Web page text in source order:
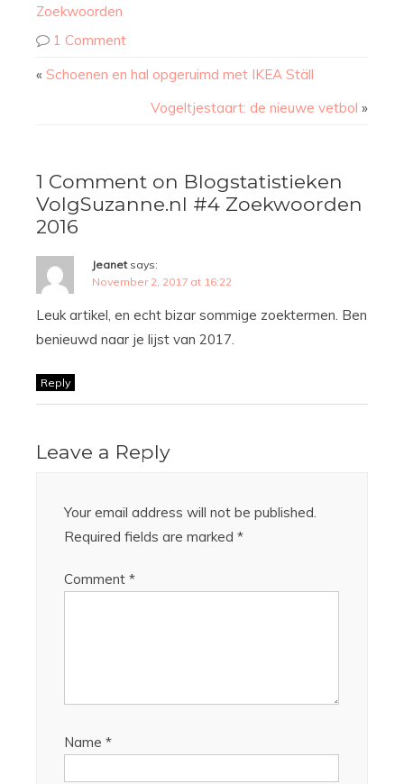
Zoekwoorden
1 Comment
« Schoenen en hal opgeruimd met IKEA Ställ
Vogeltjestaart: de nieuwe vetbol »
1 Comment on Blogstatistieken
VolgSuzanne.nl #4 Zoekwoorden
2016
Jeanet says:
November 2, 2017 at 16:22
Leuk artikel, en echt bizar sommige zoektermen. Ben
benieuwd naar je lijst van 2017.
Reply
Leave a Reply
Your email address will not be published.
Required fields are marked *
Comment *
Name *